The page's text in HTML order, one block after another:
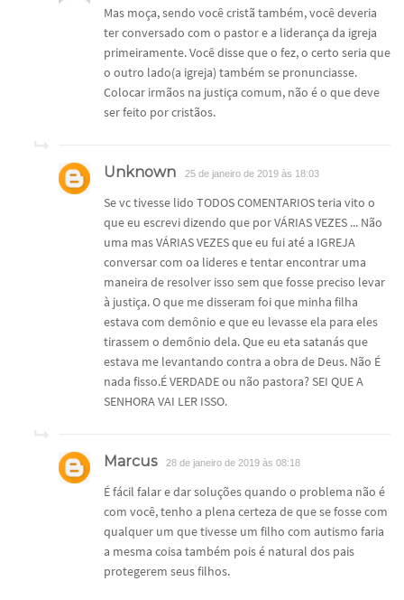
Mas moça, sendo você cristã também, você deveria
ter conversado com o pastor e a liderança da igreja
primeiramente. Você disse que o fez, o certo seria que
o outro lado(a igreja) também se pronunciasse.
Colocar irmãos na justiça comum, não é o que deve
ser feito por cristãos.
Unknown 25 de janeiro de 2019 às 18:03
Se vc tivesse lido TODOS COMENTARIOS teria vito o
que eu escrevi dizendo que por VÁRIAS VEZES ... Não
uma mas VÁRIAS VEZES que eu fui até a IGREJA
conversar com oa lideres e tentar encontrar uma
maneira de resolver isso sem que fosse preciso levar
à justiça. O que me disseram foi que minha filha
estava com demônio e que eu levasse ela para eles
tirassem o demônio dela. Que eu eta satanás que
estava me levantando contra a obra de Deus. Não É
nada fisso.É VERDADE ou não pastora? SEI QUE A
SENHORA VAI LER ISSO.
Marcus 28 de janeiro de 2019 às 08:18
É fácil falar e dar soluções quando o problema não é
com você, tenho a plena certeza de que se fosse com
qualquer um que tivesse um filho com autismo faria
a mesma coisa também pois é natural dos pais
protegerem seus filhos.